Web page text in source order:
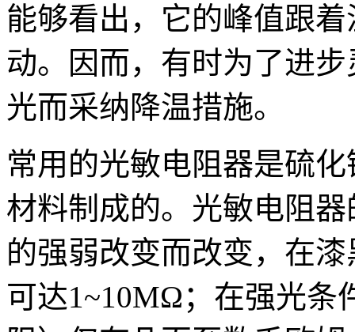
能够看出，它的峰值跟
动。因而，有时为了进
光而采纳降温措施。
常用的光敏电阻器是硫
材料制成的。光敏电阻
的强弱改变而改变，在
可达1~10MΩ；在强光条